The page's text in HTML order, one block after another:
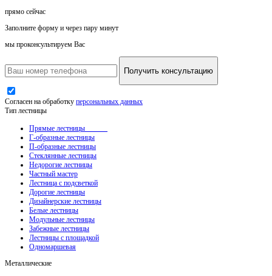
прямо сейчас
Заполните форму и через пару минут
мы проконсультируем Вас
Получить консультацию
Согласен на обработку персональных данных
Тип лестницы
Прямые лестницы
Г-образные лестницы
П-образные лестницы
Стеклянные лестницы
Недорогие лестницы
Частный мастер
Лестница с подсветкой
Дорогие лестницы
Дизайнерские лестницы
Белые лестницы
Модульные лестницы
Забежные лестницы
Лестницы с площадкой
Одномаршевая
Металлические